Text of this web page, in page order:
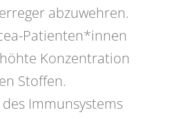
abzuwehren.
Patienten*innen
Konzentration
Stoffen.
Immunsystems